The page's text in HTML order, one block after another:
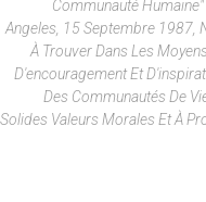
Communauté
Angeles, 15 Septembre 1987,
À Trouver Dans Les
D'encouragement Et
Des Communautés De
Solides Valeurs Morales Et À